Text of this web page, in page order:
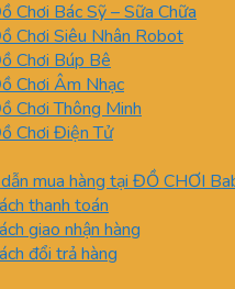
Chơi Bác Sỹ – Sữa Chữa
Chơi Siêu Nhân Robot
Chơi Búp Bê
Chơi Âm Nhạc
Chơi Thông Minh
Chơi Điện Tử
mua hàng tại ĐỒ CHƠI
thanh toán
giao nhận hàng
đổi trả hàng